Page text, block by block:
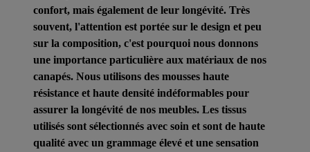
confort, mais également de leur longévité. Très
souvent, l'attention est portée sur le design et peu
sur la composition, c'est pourquoi nous donnons
une importance particulière aux matériaux de nos
canapés. Nous utilisons des mousses haute
résistance et haute densité indéformables pour
assurer la longévité de nos meubles. Les tissus
utilisés sont sélectionnés avec soin et sont de haute
qualité avec un grammage élevé et une sensation